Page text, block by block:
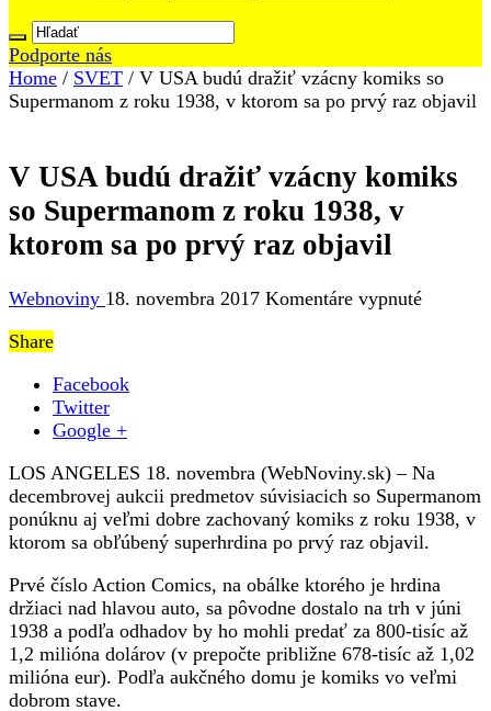
Podporte nás
Home / SVET / V USA budú dražiť vzácny komiks so
Supermanom z roku 1938, v ktorom sa po prvý raz objavil
V USA budú dražiť vzácny komiks
so Supermanom z roku 1938, v
ktorom sa po prvý raz objavil
Webnoviny 18. novembra 2017 Komentáre vypnuténa
z
roku
1938,
ktorom
sa
po
prvý
raz
Share
Facebook
Twitter
Google +
LOS ANGELES 18. novembra (WebNoviny.sk) – Na
decembrovej aukcii predmetov súvisiacich so Supermanom
ponúknu aj veľmi dobre zachovaný komiks z roku 1938, v
ktorom sa obľúbený superhrdina po prvý raz objavil.
Prvé číslo Action Comics, na obálke ktorého je hrdina
držiaci nad hlavou auto, sa pôvodne dostalo na trh v júni
1938 a podľa odhadov by ho mohli predať za 800-tisíc až
1,2 milióna dolárov (v prepočte približne 678-tisíc až 1,02
milióna eur). Podľa aukčného domu je komiks vo veľmi
dobrom stave.